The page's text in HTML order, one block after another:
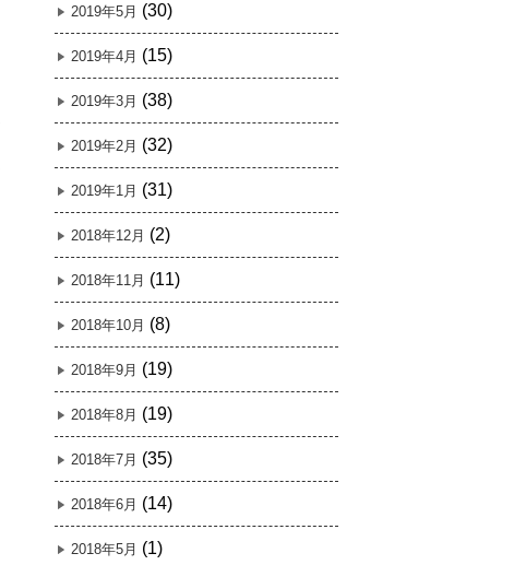
2019年5月 (30)
2019年4月 (15)
2019年3月 (38)
2019年2月 (32)
2019年1月 (31)
2018年12月 (2)
2018年11月 (11)
2018年10月 (8)
2018年9月 (19)
2018年8月 (19)
2018年7月 (35)
2018年6月 (14)
2018年5月 (1)